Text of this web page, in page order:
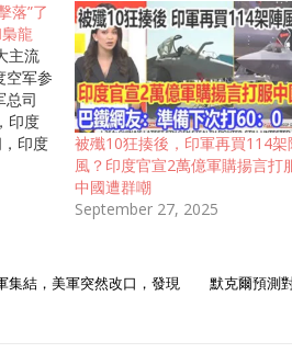
落”了
龍
主流
空军参
总司
印度
印度
防空
JF-
10CE
典制
基斯
被殲10狂揍後，印軍再買114架
風？印度官宣2萬億軍購揚言打
中國遭群嘲
September 27, 2025
集結，美軍突然改口，發現
默克爾預測